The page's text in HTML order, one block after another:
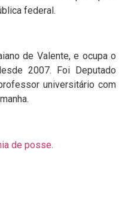
federal.
de Valente, e ocupa o
2007. Foi Deputado
universitário com
de posse.